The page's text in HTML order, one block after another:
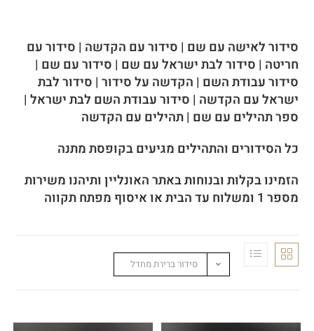
סידור לאישה עם שם | סידור עם הקדשה | סידור עם
חריטה | סידור לבת ישראל עם שם | סידור עם שם |
סידור עבודת השם | הקדשה על סידור | סידור לבת
ישראל עם הקדשה | סידור עבודת השם לבת ישראל |
ספר תהילים עם שם | תהילים עם הקדשה
כל הסידורים והתהילים מגיעים בקופסת מתנה
הזמינו בקלות ובנוחות באתר האונליין ותיהנו משירות
מספר 1 ומשלוח עד הבית או איסוף מפתח תקווה
סידור ברירת מחדל